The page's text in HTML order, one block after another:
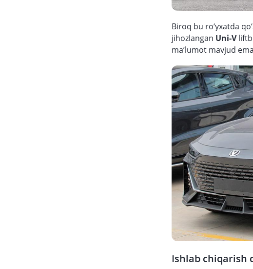
Biroq bu ro‘yxatda
jihozlangan Uni-V
ma’lumot mavjud
Ishlab chiqarish